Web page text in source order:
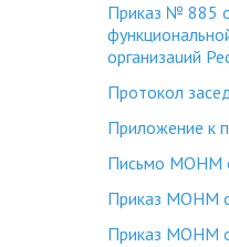
Приказ № 885
организаuий
Протокол
Приложение к
Письмо МОНМ
Приказ МОНМ
Приказ МОНМ